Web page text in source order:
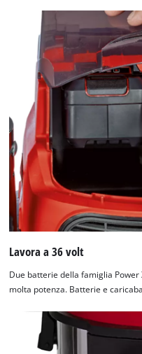
Lavora a 36 volt
Due batterie della famiglia
molta potenza. Batterie e